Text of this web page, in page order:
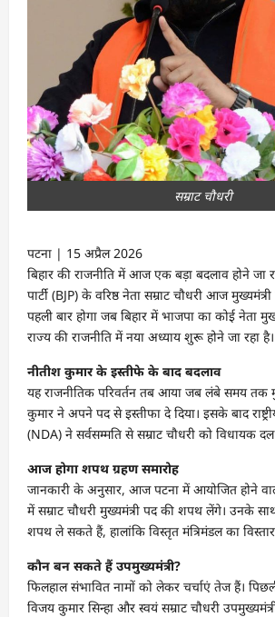
सम्राट चौधरी
पटना | 15 अप्रैल 2026
बिहार की राजनीति में आज एक बड़ा बदलाव होने जा
पार्टी (BJP) के वरिष्ठ नेता सम्राट चौधरी आज
पहली बार होगा जब बिहार में भाजपा का कोई नेता
राज्य की राजनीति में नया अध्याय शुरू होने जा रहा है।
नीतीश कुमार के इस्तीफे के बाद बदलाव
यह राजनीतिक परिवर्तन तब आया जब लंबे समय तक
कुमार ने अपने पद से इस्तीफा दे दिया। इसके बाद
(NDA) ने सर्वसम्मति से सम्राट चौधरी को विधायक
आज होगा शपथ ग्रहण समारोह
जानकारी के अनुसार, आज पटना में आयोजित होने
में सम्राट चौधरी मुख्यमंत्री पद की शपथ लेंगे। उनके
शपथ ले सकते हैं, हालांकि विस्तृत मंत्रिमंडल का
कौन बन सकते हैं उपमुख्यमंत्री?
फिलहाल संभावित नामों को लेकर चर्चाएं तेज हैं।
विजय कुमार सिन्हा और स्वयं सम्राट चौधरी